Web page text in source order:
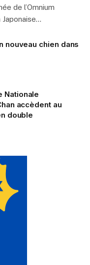
de l’Omnium
nouveau chien dans
Nationale
accèdent au
double